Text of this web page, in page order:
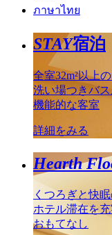
ภาษาไทย
STAY宿泊
全室32m²以上
洗い場つきバ
機能的な客室
詳細をみる
Hearth
くつろぎと快
ホテル滞在を
おもてなし